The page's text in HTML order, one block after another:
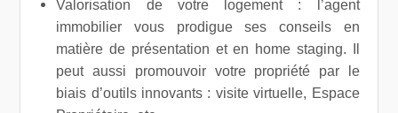
Valorisation de votre logement : l’agent
immobilier vous prodigue ses conseils en
matière de présentation et en home staging. Il
peut aussi promouvoir votre propriété par le
biais d’outils innovants : visite virtuelle, Espace